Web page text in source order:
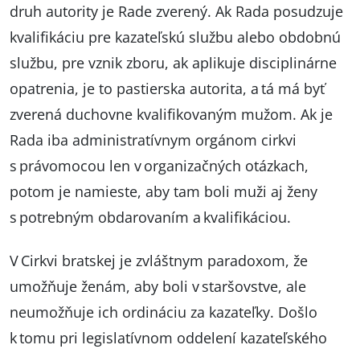
druh autority je Rade zverený. Ak Rada posudzuje
kvalifikáciu pre kazateľskú službu alebo obdobnú
službu, pre vznik zboru, ak aplikuje disciplinárne
opatrenia, je to pastierska autorita, a tá má byť
zverená duchovne kvalifikovaným mužom. Ak je
Rada iba administratívnym orgánom cirkvi
s právomocou len v organizačných otázkach,
potom je namieste, aby tam boli muži aj ženy
s potrebným obdarovaním a kvalifikáciou.
V Cirkvi bratskej je zvláštnym paradoxom, že
umožňuje ženám, aby boli v staršovstve, ale
neumožňuje ich ordináciu za kazateľky. Došlo
k tomu pri legislatívnom oddelení kazateľského